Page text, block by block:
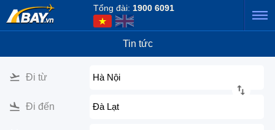
Tổng đài: 1900 6091
Tin tức
Đi từ Hà Nội
Đi đến Đà Lạt